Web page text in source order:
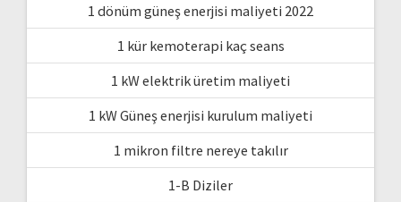
1 dönüm güneş enerjisi maliyeti 2022
1 kür kemoterapi kaç seans
1 kW elektrik üretim maliyeti
1 kW Güneş enerjisi kurulum maliyeti
1 mikron filtre nereye takılır
1-B Diziler